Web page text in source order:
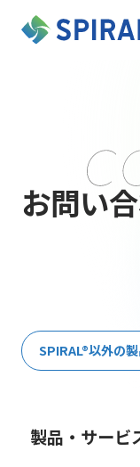
お問い
SPIRAL®以外の
製品・サービ